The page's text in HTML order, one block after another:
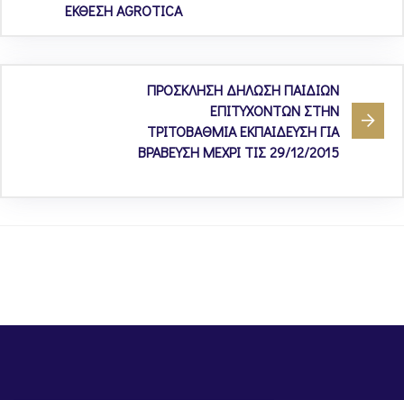
ΕΚΘΕΣΗ AGROTICA
ΠΡΟΣΚΛΗΣΗ ΔΗΛΩΣΗ ΠΑΙΔΙΩΝ
ΕΠΙΤΥΧΟΝΤΩΝ ΣΤΗΝ
ΤΡΙΤΟΒΑΘΜΙΑ ΕΚΠΑΙΔΕΥΣΗ ΓΙΑ
ΒΡΑΒΕΥΣΗ ΜΕΧΡΙ ΤΙΣ 29/12/2015